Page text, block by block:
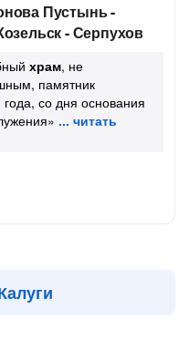
Пустынь -
- Серпухов
храм, не
памятник
года, со дня основания